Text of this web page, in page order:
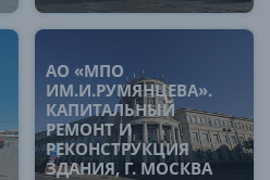
АО «МПО
ИМ.И.РУМЯНЦЕВА».
КАПИТАЛЬНЫЙ
РЕМОНТ И
РЕКОНСТРУКЦИЯ
ЗДАНИЯ, Г. МОСКВА